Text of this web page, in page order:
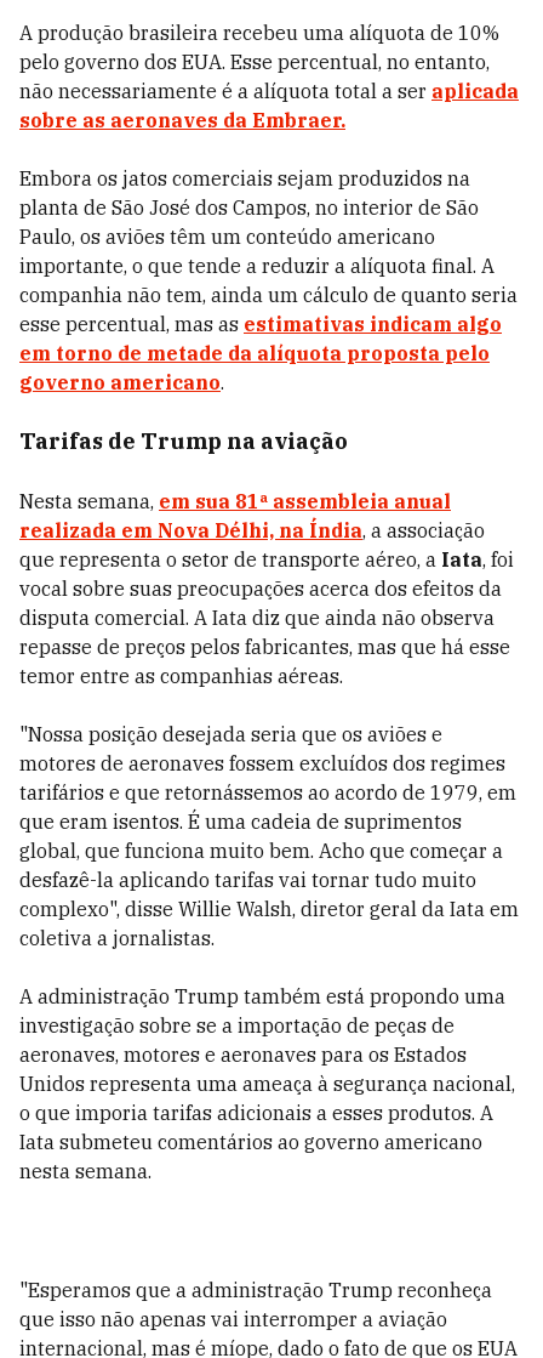
A produção brasileira recebeu uma alíquota de 10%
pelo governo dos EUA. Esse percentual, no entanto,
não necessariamente é a alíquota total a ser aplicada
sobre as aeronaves da Embraer.
Embora os jatos comerciais sejam produzidos na
planta de São José dos Campos, no interior de São
Paulo, os aviões têm um conteúdo americano
importante, o que tende a reduzir a alíquota final. A
companhia não tem, ainda um cálculo de quanto seria
esse percentual, mas as estimativas indicam algo
em torno de metade da alíquota proposta pelo
governo americano.
Tarifas de Trump na aviação
Nesta semana, em sua 81ª assembleia anual
realizada em Nova Délhi, na Índia, a associação
que representa o setor de transporte aéreo, a Iata, foi
vocal sobre suas preocupações acerca dos efeitos da
disputa comercial. A Iata diz que ainda não observa
repasse de preços pelos fabricantes, mas que há esse
temor entre as companhias aéreas.
"Nossa posição desejada seria que os aviões e
motores de aeronaves fossem excluídos dos regimes
tarifários e que retornássemos ao acordo de 1979, em
que eram isentos. É uma cadeia de suprimentos
global, que funciona muito bem. Acho que começar a
desfazê-la aplicando tarifas vai tornar tudo muito
complexo", disse Willie Walsh, diretor geral da Iata em
coletiva a jornalistas.
A administração Trump também está propondo uma
investigação sobre se a importação de peças de
aeronaves, motores e aeronaves para os Estados
Unidos representa uma ameaça à segurança nacional,
o que imporia tarifas adicionais a esses produtos. A
Iata submeteu comentários ao governo americano
nesta semana.
"Esperamos que a administração Trump reconheça
que isso não apenas vai interromper a aviação
internacional, mas é míope, dado o fato de que os EUA